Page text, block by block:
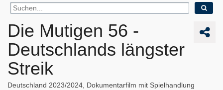
Die Mutigen 56 -
Deutschlands längster
Streik
Deutschland 2023/2024 Dokumentarfilm mit Spielhandlung